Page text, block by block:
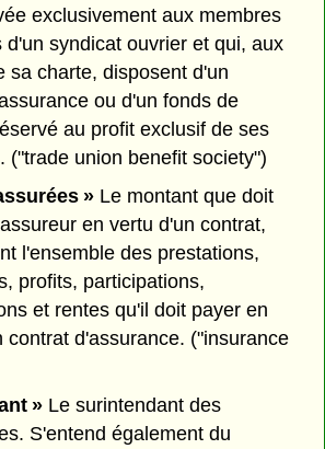
exclusivement aux membres
d'un syndicat ouvrier et qui, aux
sa charte, disposent d'un
ou d'un fonds de
au profit exclusif de ses
("trade union benefit society")
» Le montant que doit
en vertu d'un contrat,
l'ensemble des prestations,
profits, participations,
et rentes qu'il doit payer en
contrat d'assurance. ("insurance
»Le surintendant des
S'entend également du